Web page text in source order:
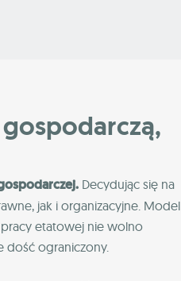
Decydując się na
jak i organizacyjne. Model
etatowej nie wolno
dość ograniczony.